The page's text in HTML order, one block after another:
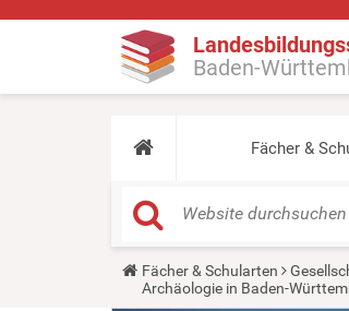
Baden-
Fächer &
Y
u
Fächer & Schularten
Archäologie in Baden-